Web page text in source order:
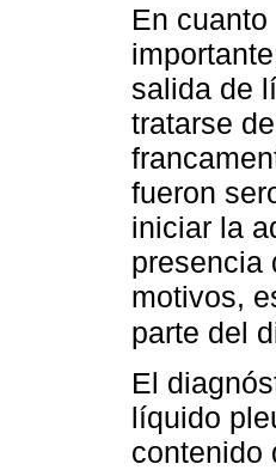
En
salida de
tratarse
fueron
iniciar la
presencia
motivos,
parte del
El
líquido
contenido